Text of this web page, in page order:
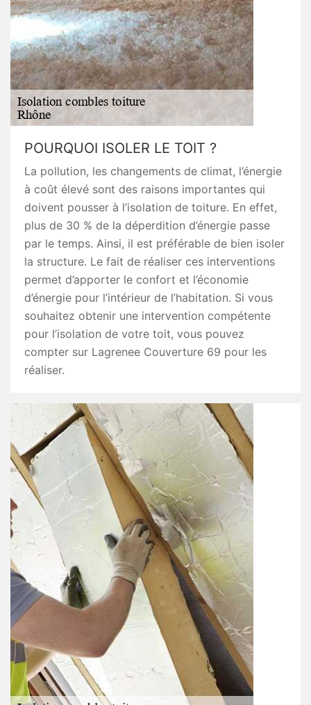
POURQUOI ISOLER LE TOIT ?
La pollution, les changements de climat, l’énergie
à coût élevé sont des raisons importantes qui
doivent pousser à l’isolation de toiture. En effet,
plus de 30 % de la déperdition d’énergie passe
par le temps. Ainsi, il est préférable de bien isoler
la structure. Le fait de réaliser ces interventions
permet d’apporter le confort et l’économie
d’énergie pour l’intérieur de l’habitation. Si vous
souhaitez obtenir une intervention compétente
pour l’isolation de votre toit, vous pouvez
compter sur Lagrenee Couverture 69 pour les
réaliser.